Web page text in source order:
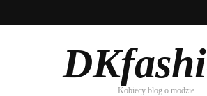
Kobiecy blog o modzie